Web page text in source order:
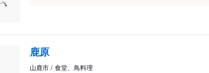
鹿原
山鹿市 / 食堂、鳥料理